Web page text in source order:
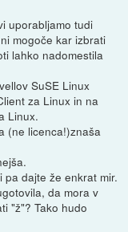
uporabljamo tudi
mogoče kar izbrati
lahko nadomestila
SuSE Linux
za Linux in na
Linux.
(ne licenca!)znaša
dajte že enkrat mir.
da mora v
"ž"? Tako hudo